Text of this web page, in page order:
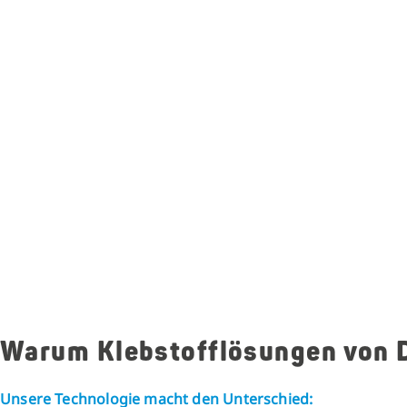
Warum Klebstofflösungen von
Unsere Technologie macht den Unterschied: